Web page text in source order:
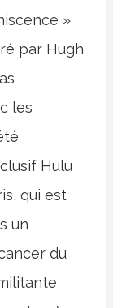
»
par Hugh
les
Hulu
qui est
un
du